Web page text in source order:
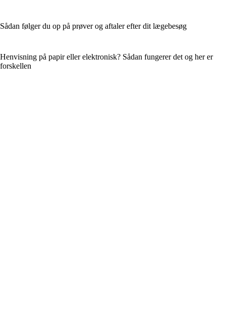
Sådan følger du op på prøver og aftaler efter dit lægebesøg
Henvisning på papir eller elektronisk? Sådan fungerer det og her er
forskellen